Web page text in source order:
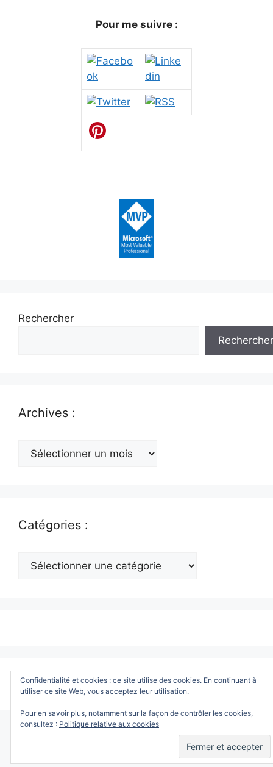
Pour me suivre :
Rechercher
Rechercher
Archives :
Archives
Catégories :
Catégories
© 2026 www.ToutWindows.com - Tout sur Windows•
Construit avecGeneratePress
Confidentialité et cookies : ce site utilise des cookies. En continuant à
utiliser ce site Web, vous acceptez leur utilisation.
Pour en savoir plus, notamment sur la façon de contrôler les cookies,
consultez : Politique relative aux cookies